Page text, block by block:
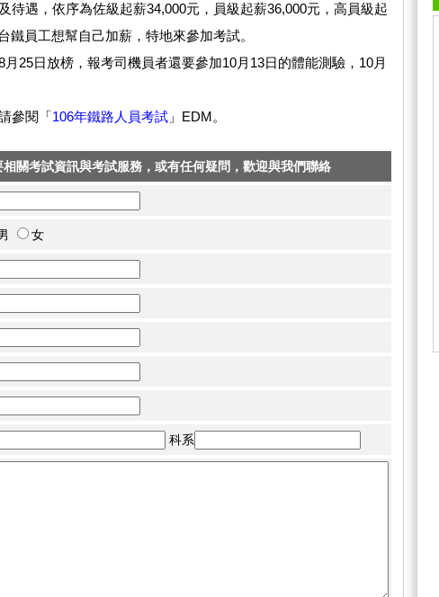
遇，依序為佐級起薪34,000元，員級起薪36,000元，高員級起
鐵員工想幫自己加薪，特地來參加考試。
日放榜，報考司機員者還要參加10月13日的體能測驗，10月
閱「106年鐵路人員考試 」EDM。
相關考試資訊與考試服務，或有任何疑問，歡迎與我們聯絡
女
科系